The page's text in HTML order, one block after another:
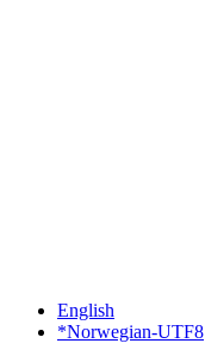
English
*Norwegian-UTF8